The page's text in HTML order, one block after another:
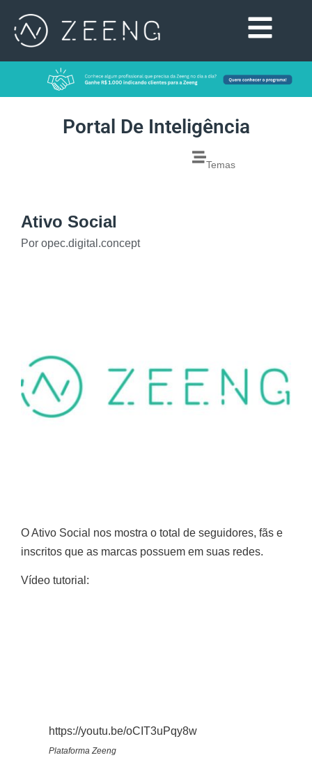
Portal De Inteligência
Temas
Ativo Social
Por opec.digital.concept
O Ativo Social nos mostra o total de seguidores, fãs e
inscritos que as marcas possuem em suas redes.
Vídeo tutorial:
https://youtu.be/oCIT3uPqy8w
Plataforma Zeeng